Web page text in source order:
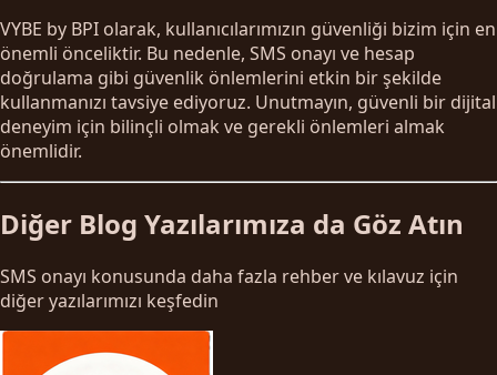
VYBE by BPI olarak, kullanıcılarımızın güvenliği bizim için en
önemli önceliktir. Bu nedenle, SMS onayı ve hesap
doğrulama gibi güvenlik önlemlerini etkin bir şekilde
kullanmanızı tavsiye ediyoruz. Unutmayın, güvenli bir dijital
deneyim için bilinçli olmak ve gerekli önlemleri almak
önemlidir.
Diğer Blog Yazılarımıza da Göz Atın
SMS onayı konusunda daha fazla rehber ve kılavuz için
diğer yazılarımızı keşfedin